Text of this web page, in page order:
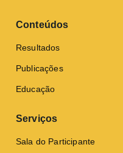
Conteúdos
Resultados
Publicações
Educação
Serviços
Sala do Participante